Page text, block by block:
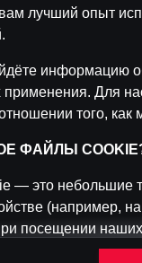
лучший опыт
информацию
применения. Для
того,
ФАЙЛЫ
— это небольшие
(например,
посещении
распознавать